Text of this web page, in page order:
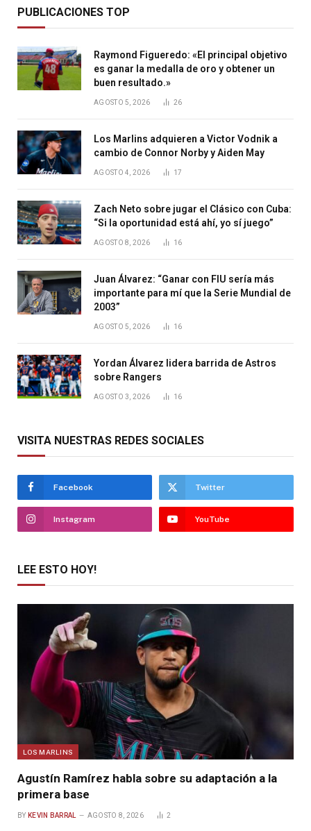
PUBLICACIONES TOP
Raymond Figueredo: «El principal objetivo
es ganar la medalla de oro y obtener un
buen resultado.»
AGOSTO 5, 2026 26
Los Marlins adquieren a Victor Vodnik a
cambio de Connor Norby y Aiden May
AGOSTO 4, 2026 17
Zach Neto sobre jugar el Clásico con Cuba:
“Si la oportunidad está ahí, yo sí juego”
AGOSTO 8, 2026 16
Juan Álvarez: “Ganar con FIU sería más
importante para mí que la Serie Mundial de
2003”
AGOSTO 5, 2026 16
Yordan Álvarez lidera barrida de Astros
sobre Rangers
AGOSTO 3, 2026 16
VISITA NUESTRAS REDES SOCIALES
Facebook Twitter
Instagram YouTube
LEE ESTO HOY!
LOS MARLINS
Agustín Ramírez habla sobre su adaptación a la
primera base
BY KEVIN BARRAL AGOSTO 8, 2026 2